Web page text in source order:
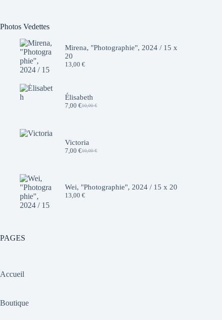
Photos Vedettes
Mirena, "Photographie", 2024 / 15 x
20
13,00 €
Élisabeth
10,00€
Le
10,00 €.
7,00 €Le
7,00 €.
Victoria
10,00€
Le
10,00 €.
7,00 €Le
7,00 €.
Wei, "Photographie", 2024 / 15 x 20
13,00 €
PAGES
Accueil
Boutique